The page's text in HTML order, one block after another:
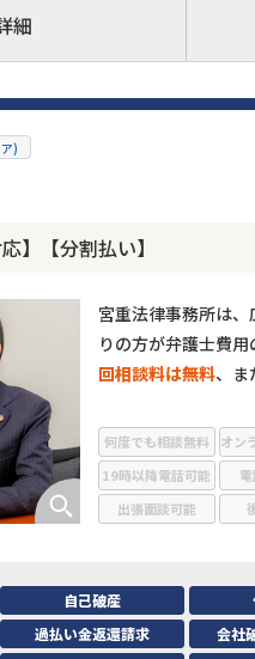
細
)
】【分割払い】
宮重法律事務所は
りの方が弁護士費用
回相談料は無料、ま
これ
上。経験の中で培
合わせ、有益とな
に債権者に向けて
ップしますが、支払
いただければ幸いで
何度でも相談無料 オン
19時以降電話可能
出張面談可能
自己破産
過払い金返還請求 会社